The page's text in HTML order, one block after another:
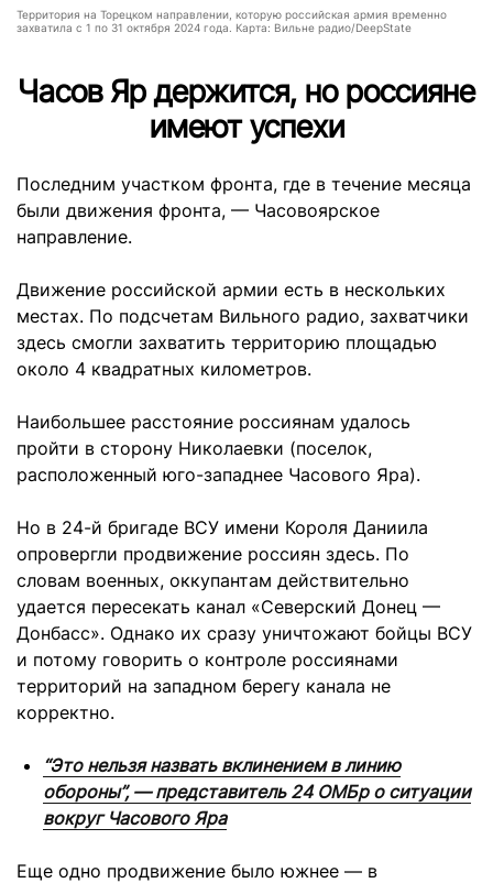
Территория на Торецком направлении, которую российская армия временно
захватила с 1 по 31 октября 2024 года. Карта: Вильне радио/DeepState
Часов Яр держится, но россияне
имеют успехи
Последним участком фронта, где в течение месяца
были движения фронта, — Часовоярское
направление.
Движение российской армии есть в нескольких
местах. По подсчетам Вильного радио, захватчики
здесь смогли захватить территорию площадью
около 4 квадратных километров.
Наибольшее расстояние россиянам удалось
пройти в сторону Николаевки (поселок,
расположенный юго-западнее Часового Яра).
Но в 24-й бригаде ВСУ имени Короля Даниила
опровергли продвижение россиян здесь. По
словам военных, оккупантам действительно
удается пересекать канал «Северский Донец —
Донбасс». Однако их сразу уничтожают бойцы ВСУ
и потому говорить о контроле россиянами
территорий на западном берегу канала не
корректно.
“Это нельзя назвать вклинением в линию
обороны”, — представитель 24 ОМБр о ситуации
вокруг Часового Яра
Еще одно продвижение было южнее — в